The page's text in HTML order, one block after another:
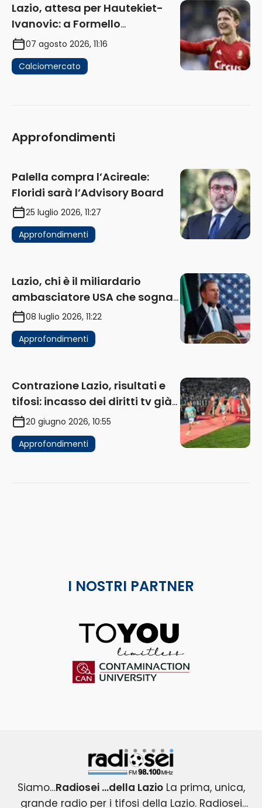
Lazio, attesa per Hautekiet-
Ivanovic: a Formello
attendono risposte
07 agosto 2026, 11:16
Calciomercato
Approfondimenti
Palella compra l’Acireale:
Floridi sarà l’Advisory Board
25 luglio 2026, 11:27
Approfondimenti
Lazio, chi è il miliardario
ambasciatore USA che sogna
di acquistare un club in Italia
08 luglio 2026, 11:22
Approfondimenti
Contrazione Lazio, risultati e
tifosi: incasso dei diritti tv già
in flessione
20 giugno 2026, 10:55
Approfondimenti
I NOSTRI PARTNER
ToYou
Radiosei 98.100 FM
Siamo…Radiosei …della LazioLa prima, unica,
grande radio per i tifosi della Lazio. Radiosei